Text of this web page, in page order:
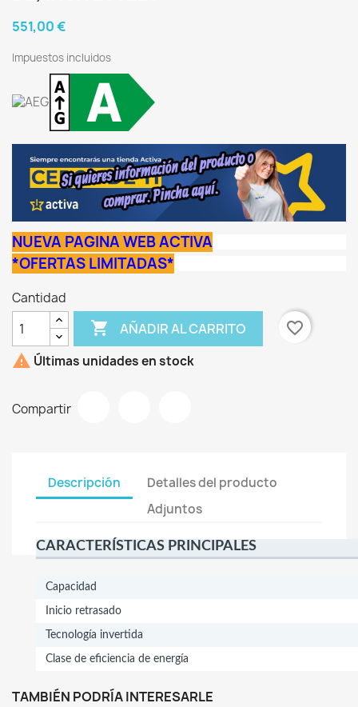
551,00 €
Impuestos incluidos
NUEVA PAGINA WEB ACTIVA
*OFERTAS LIMITADAS*
Cantidad
 AÑADIR AL CARRITO
favorite_border
 Últimas unidades en stock
Compartir
Descripción
Detalles del producto
Adjuntos
CARACTERÍSTICAS PRINCIPALES
Capacidad
Inicio retrasado
Tecnología invertida
Clase de eficiencia de energía
TAMBIÉN PODRÍA INTERESARLE